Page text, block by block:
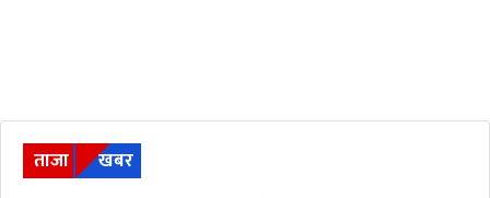
ताजा खबर